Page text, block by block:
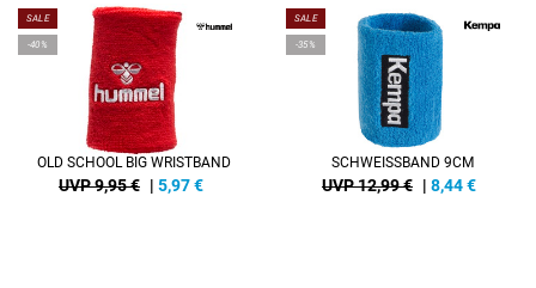
SALE
-40%
OLD SCHOOL BIG WRISTBAND
UVP 9,95 € | 5,97€
SALE
-35%
SCHWEISSBAND 9CM
UVP 12,99 € | 8,44€